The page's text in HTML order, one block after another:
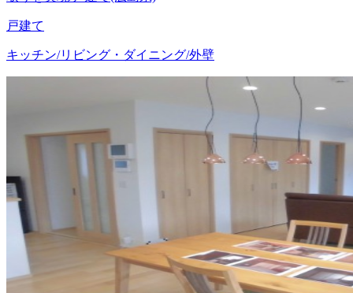
戸建て
キッチン/リビング・ダイニング/外壁